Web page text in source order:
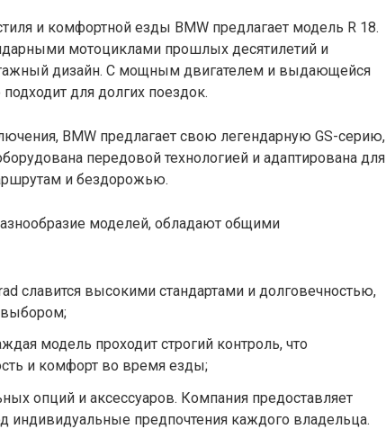
и комфортной езды BMW предлагает модель R 18.
мотоциклами прошлых десятилетий и
дизайн. С мощным двигателем и выдающейся
для долгих поездок.
BMW предлагает свою легендарную GS-серию,
передовой технологией и адаптирована для
и бездорожью.
моделей, обладают общими
славится высокими стандартами и долговечностью,
выбором;
модель проходит строгий контроль, что
и комфорт во время езды;
опций и аксессуаров. Компания предоставляет
индивидуальные предпочтения каждого владельца.